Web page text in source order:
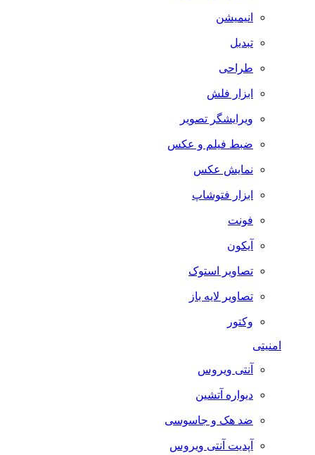
انیمیشن
تبدیل
طراحی
ابزار فلش
ویرایشگر تصویر
ضبط فيلم و عكس
نمایش عکس
ابزار فتوشاپ
فونت
آیکون
تصاویر استوک
تصاویر لایه باز
وکتور
آنتی ویروس
دیواره آتشین
ضد هک و جاسوسی
آپدیت آنتی ویروس